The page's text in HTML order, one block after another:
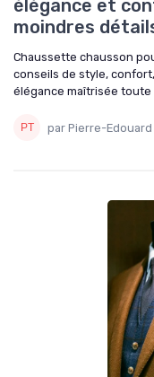
élégance et
moindres
Chaussette chausson
conseils de style,
élégance maîtrisée toute
par Pierre-Edouard